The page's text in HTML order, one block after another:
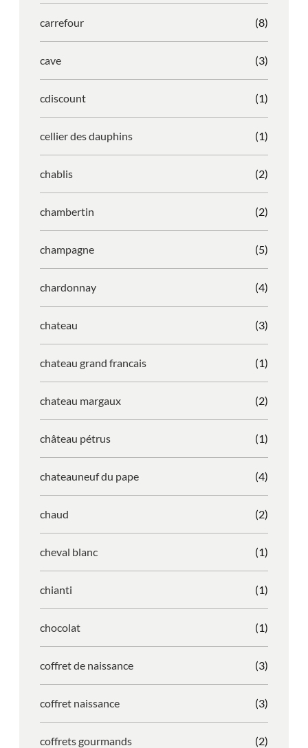
carrefour (8)
cave (3)
cdiscount (1)
cellier des dauphins (1)
chablis (2)
chambertin (2)
champagne (5)
chardonnay (4)
chateau (3)
chateau grand francais (1)
chateau margaux (2)
château pétrus (1)
chateauneuf du pape (4)
chaud (2)
cheval blanc (1)
chianti (1)
chocolat (1)
coffret de naissance (3)
coffret naissance (3)
coffrets gourmands (2)